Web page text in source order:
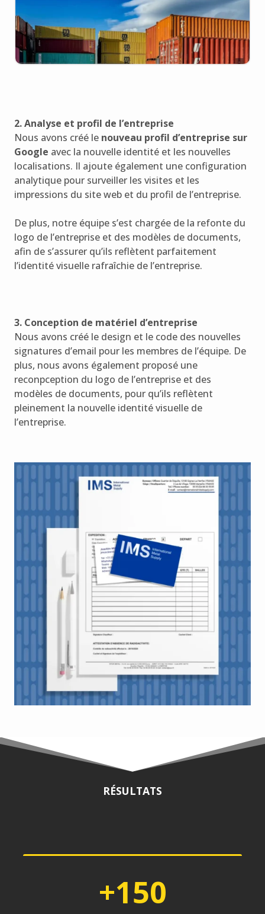
2. Analyse et profil de l’entreprise
Nous avons créé le nouveau profil d’entreprise sur
Google avec la nouvelle identité et les nouvelles
localisations. Il ajoute également une configuration
analytique pour surveiller les visites et les
impressions du site web et du profil de l’entreprise.
De plus, notre équipe s’est chargée de la refonte du
logo de l’entreprise et des modèles de documents,
afin de s’assurer qu’ils reflètent parfaitement
l’identité visuelle rafraîchie de l’entreprise.
3. Conception de matériel d’entreprise
Nous avons créé le design et le code des nouvelles
signatures d’email pour les membres de l’équipe. De
plus, nous avons également proposé une
reconpception du logo de l’entreprise et des
modèles de documents, pour qu’ils reflètent
pleinement la nouvelle identité visuelle de
l’entreprise.
RÉSULTATS
+150